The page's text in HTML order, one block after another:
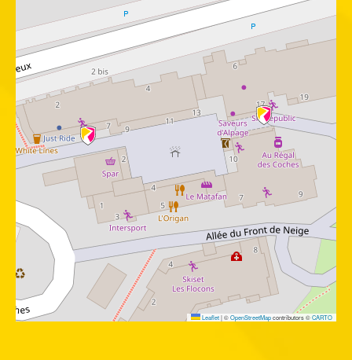
Leaflet|©OpenStreetMapcontributors ©CARTO